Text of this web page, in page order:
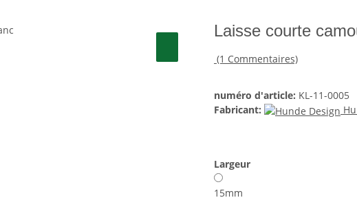
Laisse courte
(1 Commentaires)
numéro d'article: KL-11-0005
Fabricant:
Largeur
15mm